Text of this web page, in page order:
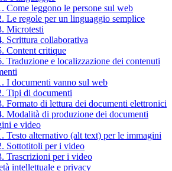
Come leggono le persone sul web
Le regole per un linguaggio semplice
Microtesti
Scrittura collaborativa
Content critique
Traduzione e localizzazione dei contenuti
I documenti vanno sul web
Tipi di documenti
Formato di lettura dei documenti elettronici
Modalità di produzione dei documenti
e video
Testo alternativo (alt text) per le immagini
Sottotitoli per i video
Trascrizioni per i video
intellettuale e privacy